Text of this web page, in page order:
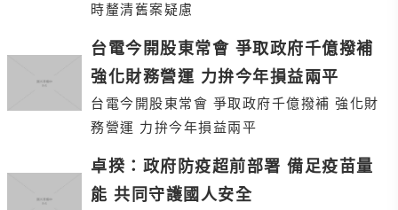
時釐清舊案疑慮
台電今開股東常會 爭取政府千億撥補
強化財務營運 力拚今年損益兩平
台電今開股東常會 爭取政府千億撥補 強化財
務營運 力拚今年損益兩平
卓揆：政府防疫超前部署 備足疫苗量
能 共同守護國人安全